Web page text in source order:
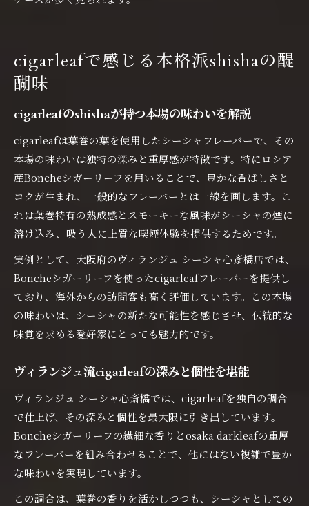
cigarleafで感じる本格派shishaの醍
醐味
cigarleafのshishaが持つ本場の味わいを解説
cigarleafは葉巻の葉を使用したシーシャフレーバーで、その
本場の味わいは独特の深みと重厚感が特徴です。特にロシア
産Boncheシガーリーフを用いることで、豊かな香ばしさと
コクが生まれ、一般的なフレーバーとは一線を画します。こ
れは葉巻特有の熟成感とスモーキーな風味がシーシャの煙に
溶け込み、吸う人に上質な喫煙体験を提供するためです。
実例として、大阪府のヴィランジュ シーシャ心斎橋店では、
Boncheシガーリーフを使ったcigarleafフレーバーを提供し
ており、海外からの訪問客も高く評価しています。この本場
の味わいは、シーシャの新たな可能性を感じさせ、伝統的な
味覚を求める愛好家にとっても魅力的です。
ヴィランジュ流cigarleafの深みと個性を堪能
ヴィランジュ シーシャ心斎橋では、cigarleafを独自の調合
で仕上げ、その深みと個性を最大限に引き出しています。
Boncheシガーリーフの繊細な香りとosaka darkleafの重厚
なフレーバーを組み合わせることで、他にはない複雑で豊か
な味わいを実現しています。
この調合は、葉巻の香りを活かしつつも、シーシャとしての